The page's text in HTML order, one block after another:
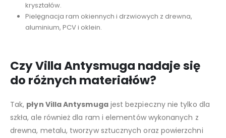
kryształów.
Pielęgnacja ram okiennych i drzwiowych z drewna,
aluminium, PCV i oklein.
Czy Villa Antysmuga nadaje się
do różnych materiałów?
Tak, płyn Villa Antysmugajest bezpieczny nie tylko dla
szkła, ale również dla ram i elementów wykonanych z
drewna, metalu, tworzyw sztucznych oraz powierzchni